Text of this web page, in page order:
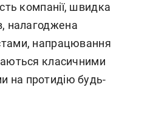
компанії, швидка
налагоджена
напрацювання
класичними
на протидію будь-